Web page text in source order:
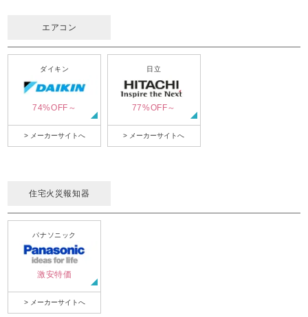
エアコン
ダイキン
74%OFF～
> メーカーサイトへ
日立
77%OFF～
> メーカーサイトへ
住宅火災報知器
パナソニック
激安特価
> メーカーサイトへ